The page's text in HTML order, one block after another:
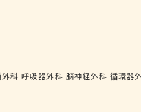
科 呼吸器外科 脳神経外科 循環器